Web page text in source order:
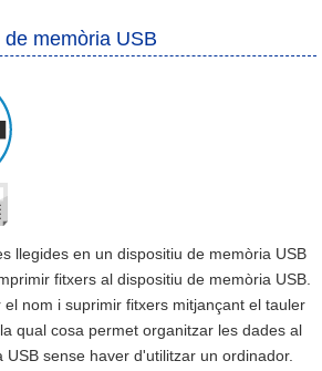
memòria USB
llegides en un dispositiu de memòria USB
fitxers al dispositiu de memòria USB.
el nom i suprimir fitxers mitjançant el tauler
qual cosa permet organitzar les dades al
sense haver d'utilitzar un ordinador.